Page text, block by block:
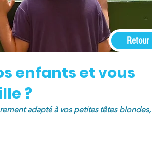
Retour
enfants et vous
?
adapté à vos petites têtes blondes,